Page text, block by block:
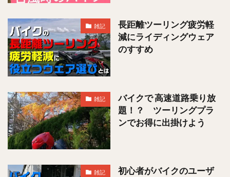
雑記
長距離ツーリング疲労軽
減にライディングウェア
のすすめ
雑記
バイクで 高速道路乗り放
題！？ ツーリングプラ
ンでお得に出掛けよう
雑記
初心者がバイクのユーザ